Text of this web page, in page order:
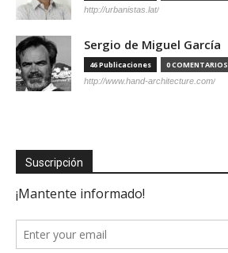
http://urbanistas.lat/
Sergio de Miguel García
46 Publicaciones 0 COMENTARIOS
http://www.hand-architecture.com/
Suscripción